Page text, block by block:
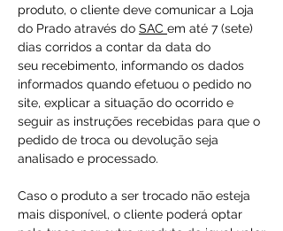
produto, o cliente deve comunicar a Loja
do Prado através do SAC em até 7 (sete)
dias corridos a contar da data do
seu recebimento, informando os dados
informados quando efetuou o pedido no
site, explicar a situação do ocorrido e
seguir as instruções recebidas para que o
pedido de troca ou devolução seja
analisado e processado.
Caso o produto a ser trocado não esteja
mais disponível, o cliente poderá optar